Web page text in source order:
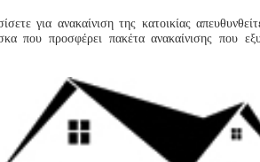
για ανακαίνιση της κατοικίας
που προσφέρει πακέτα ανακαίνισης που